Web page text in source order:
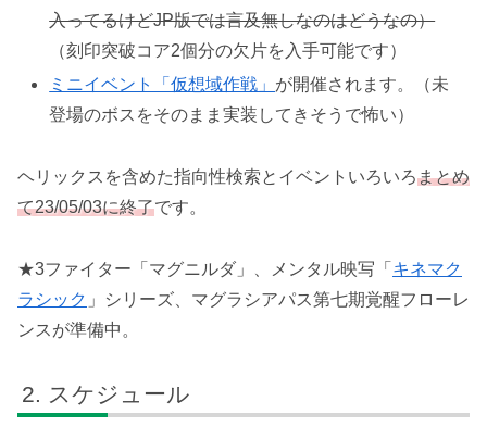
入ってるけどJP版では言及無しなのはどうなの）
（刻印突破コア2個分の欠片を入手可能です）
ミニイベント「仮想域作戦」 が開催されます。（未
登場のボスをそのまま実装してきそうで怖い）
ヘリックスを含めた指向性検索とイベントいろいろまとめ
て23/05/03に終了です。
★3ファイター「マグニルダ」、メンタル映写「 キネマク
ラシック 」シリーズ、マグラシアパス第七期覚醒フローレ
ンスが準備中。
スケジュール